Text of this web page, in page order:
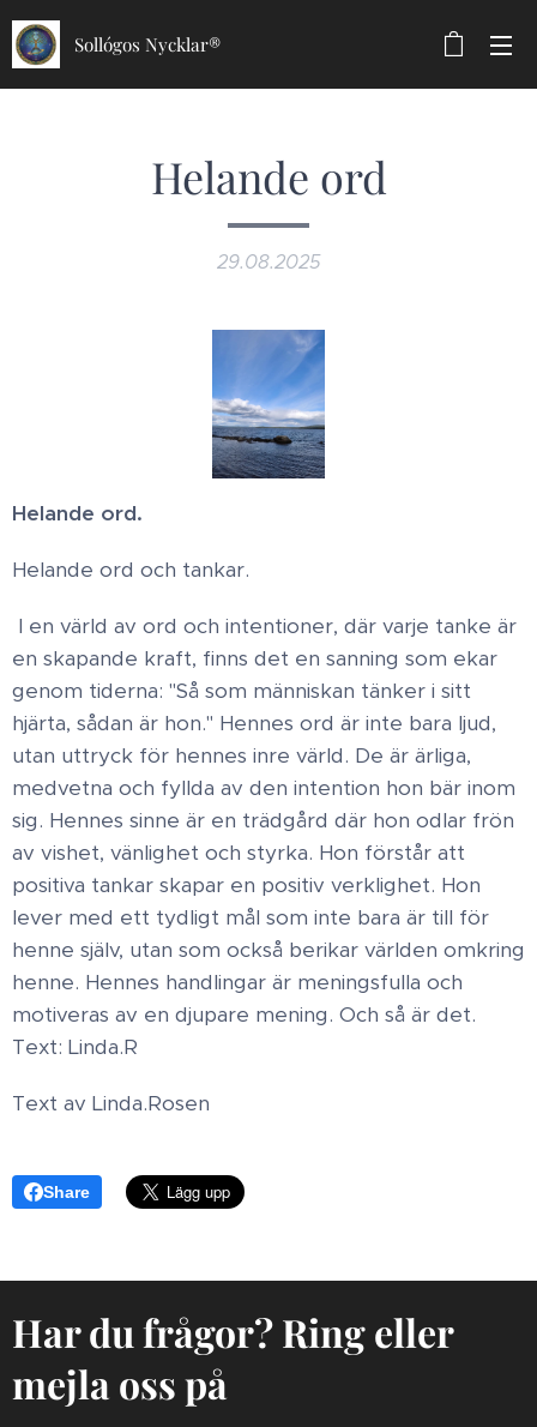
Sollógos Nycklar®
Helande ord
29.08.2025
Helande ord.
Helande ord och tankar.
I en värld av ord och intentioner, där varje tanke är
en skapande kraft, finns det en sanning som ekar
genom tiderna: "Så som människan tänker i sitt
hjärta, sådan är hon." Hennes ord är inte bara ljud,
utan uttryck för hennes inre värld. De är ärliga,
medvetna och fyllda av den intention hon bär inom
sig. Hennes sinne är en trädgård där hon odlar frön
av vishet, vänlighet och styrka. Hon förstår att
positiva tankar skapar en positiv verklighet. Hon
lever med ett tydligt mål som inte bara är till för
henne själv, utan som också berikar världen omkring
henne. Hennes handlingar är meningsfulla och
motiveras av en djupare mening. Och så är det.
Text: Linda.R
Text av Linda.Rosen
Share
Har du frågor? Ring eller
mejla oss på